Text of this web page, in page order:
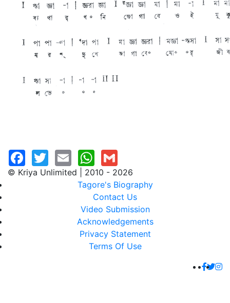
© Kriya Unlimited | 2010 - 2026
Tagore's Biography
Contact Us
Video Submission
Acknowledgements
Privacy Statement
Terms Of Use